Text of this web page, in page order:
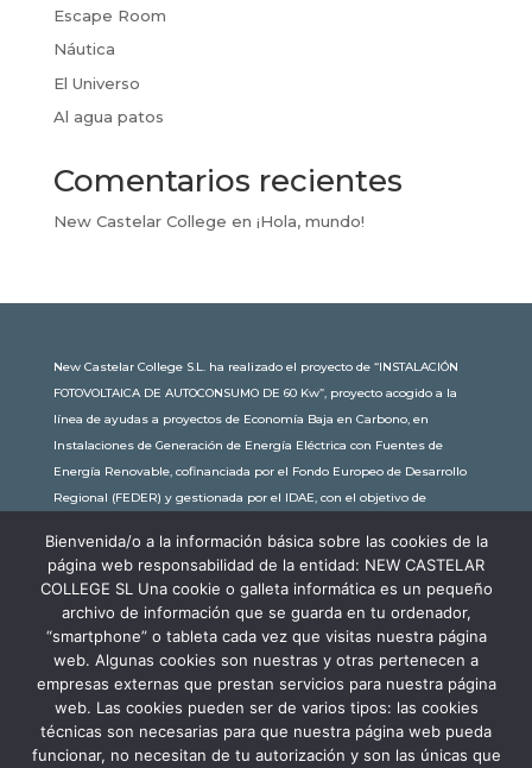
Escape Room
Náutica
El Universo
Al agua patos
Comentarios recientes
New Castelar College en ¡Hola, mundo!
New Castelar College S.L. ha realizado el proyecto de “INSTALACIÓN
FOTOVOLTAICA DE AUTOCONSUMO DE 60 Kw”, proyecto acogido a la
línea de ayudas a proyectos de Economía Baja en Carbono, en
Instalaciones de Generación de Energía Eléctrica con Fuentes de
Energía Renovable, cofinanciada por el Fondo Europeo de Desarrollo
Regional (FEDER) y gestionada por el IDAE, con el objetivo de
subvención de 30.245,63€. Con una potencia instalada de 60kW, la
comunidad educativa de New Castelar ahorra al planeta 34,79
toneladas de CO2 al año, lo que equivale a recorrer 116.677 km en coche
o plantar 116 árboles al año.
Bienvenida/o a la información básica sobre las cookies de la
página web responsabilidad de la entidad: NEW CASTELAR
COLLEGE SL Una cookie o galleta informática es un pequeño
archivo de información que se guarda en tu ordenador,
“smartphone” o tableta cada vez que visitas nuestra página
web. Algunas cookies son nuestras y otras pertenecen a
empresas externas que prestan servicios para nuestra página
web. Las cookies pueden ser de varios tipos: las cookies
técnicas son necesarias para que nuestra página web pueda
funcionar, no necesitan de tu autorización y son las únicas que